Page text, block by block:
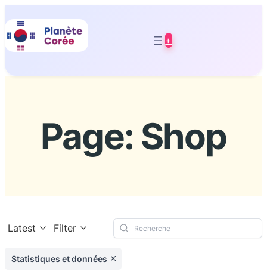
au
contenu
+
Page: Shop
Latest Filter
Statistiques et données